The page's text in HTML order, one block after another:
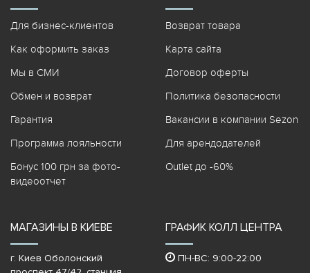
Для бизнес-клиентов
Как оформить заказ
Мы в СМИ
Обмен и возврат
Гарантия
Программа лояльности
Бонус 100 грн за фото-
видеоотчет
Возврат товара
Карта сайта
Договор оферты
Политика безопасности
Вакансии в компании Sezon
Для арендодателей
Outlet до -60%
МАГАЗИНЫ В КИЕВЕ
г. Киев Оболонский
ГРАФИК КОЛЛ ЦЕНТРА
ПН-ВС: 9:00-22:00